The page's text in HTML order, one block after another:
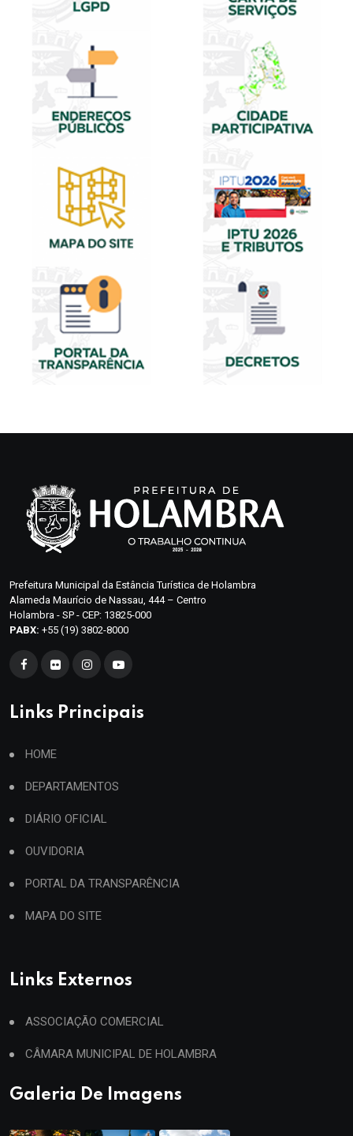
Prefeitura Municipal da Estância Turística de Holambra
Alameda Maurício de Nassau, 444 – Centro
Holambra - SP - CEP: 13825-000
PABX: +55 (19) 3802-8000
Links Principais
HOME
DEPARTAMENTOS
DIÁRIO OFICIAL
OUVIDORIA
PORTAL DA TRANSPARÊNCIA
MAPA DO SITE
Links Externos
ASSOCIAÇÃO COMERCIAL
CÂMARA MUNICIPAL DE HOLAMBRA
Galeria De Imagens